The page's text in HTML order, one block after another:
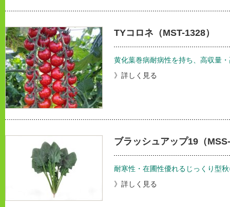
TYコロネ（MST-1328）
黄化葉巻病耐病性を持ち、高収量
》詳しく見る
ブラッシュアップ19（
耐寒性・在圃性優れるじっくり型
》詳しく見る